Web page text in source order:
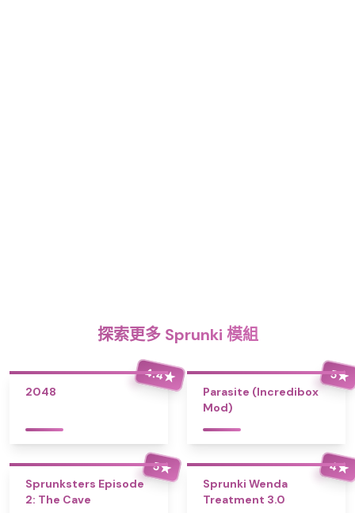
探索更多 Sprunki 模組
4.4★
2048
5★
Parasite (Incredibox
Mod)
5★
Sprunksters Episode
2: The Cave
4★
Sprunki Wenda
Treatment 3.0